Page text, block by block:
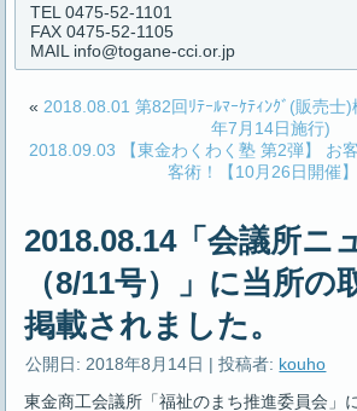
TEL 0475-52-1101
FAX 0475-52-1105
MAIL info@togane-cci.or.jp
« 2018.08.01 第82回ﾘﾃｰﾙﾏｰｹﾃｨﾝｸﾞ(販売士
年7月14日施行)
2018.09.03 【東金わくわく塾 第2弾】 お
客術！【10月26日開催】
2018.08.14「会議所ニ
（8/11号）」に当所の
掲載されました。
公開日: 2018年8月14日 |投稿者: kouho
東金商工会議所「福祉のまち推進委員会」